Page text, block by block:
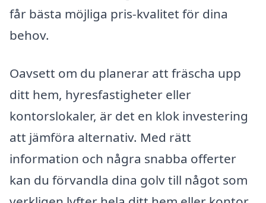
får bästa möjliga pris-kvalitet för dina
behov.
Oavsett om du planerar att fräscha upp
ditt hem, hyresfastigheter eller
kontorslokaler, är det en klok investering
att jämföra alternativ. Med rätt
information och några snabba offerter
kan du förvandla dina golv till något som